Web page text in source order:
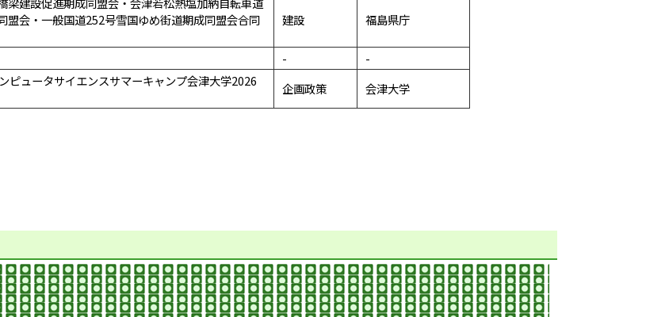
盟会・一般国道252号雪国ゆめ街道期成同盟会合同
建設 福島県庁
-
-
ピュータサイエンスサマーキャンプ会津大学2026
企画政策 会津大学